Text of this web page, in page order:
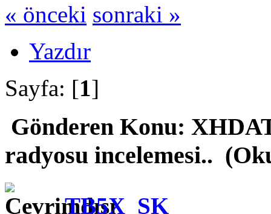
« önceki sonraki »
Yazdır
Sayfa: [1]
Gönderen Konu:
radyosu incelemesi..
TB5X_SK